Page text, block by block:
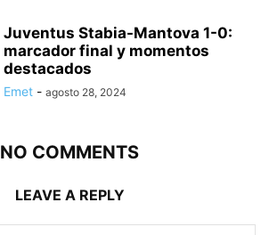
Juventus Stabia-Mantova 1-0:
marcador final y momentos
destacados
Emet - agosto 28, 2024
NO COMMENTS
LEAVE A REPLY